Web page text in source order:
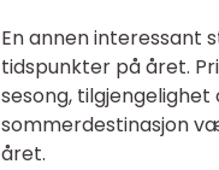
En annen interessant
tidspunkter på året.
sesong,
sommerdestinasjon
året.